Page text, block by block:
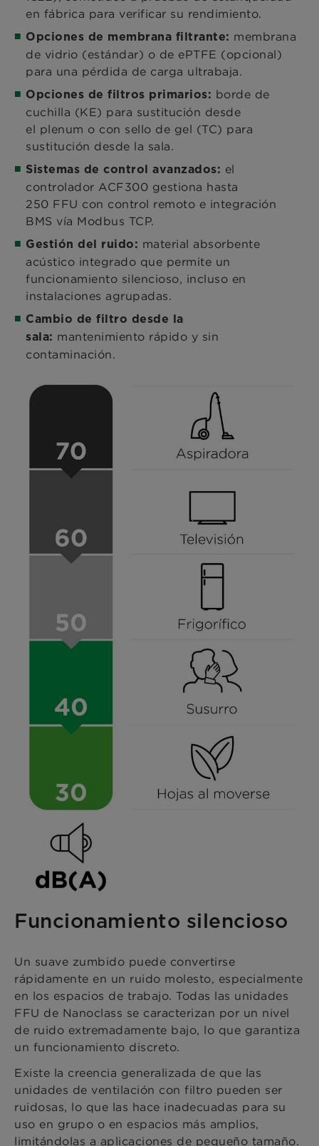
en fábrica para verificar su rendimiento.
Opciones de membrana filtrante: membrana
de vidrio (estándar) o de ePTFE (opcional)
para una pérdida de carga ultrabaja.
Opciones de filtros primarios: borde de
cuchilla (KE) para sustitución desde
el plenum o con sello de gel (TC) para
sustitución desde la sala.
Sistemas de control avanzados: el
controlador ACF300 gestiona hasta
250 FFU con control remoto e integración
BMS vía Modbus TCP.
Gestión del ruido: material absorbente
acústico integrado que permite un
funcionamiento silencioso, incluso en
instalaciones agrupadas.
Cambio de filtro desde la
sala: mantenimiento rápido y sin
contaminación.
Funcionamiento silencioso
Un suave zumbido puede convertirse
rápidamente en un ruido molesto, especialmente
en los espacios de trabajo. Todas las unidades
FFU de Nanoclass se caracterizan por un nivel
de ruido extremadamente bajo, lo que garantiza
un funcionamiento discreto.
Existe la creencia generalizada de que las
unidades de ventilación con filtro pueden ser
ruidosas, lo que las hace inadecuadas para su
uso en grupo o en espacios más amplios,
limitándolas a aplicaciones de pequeño tamaño.